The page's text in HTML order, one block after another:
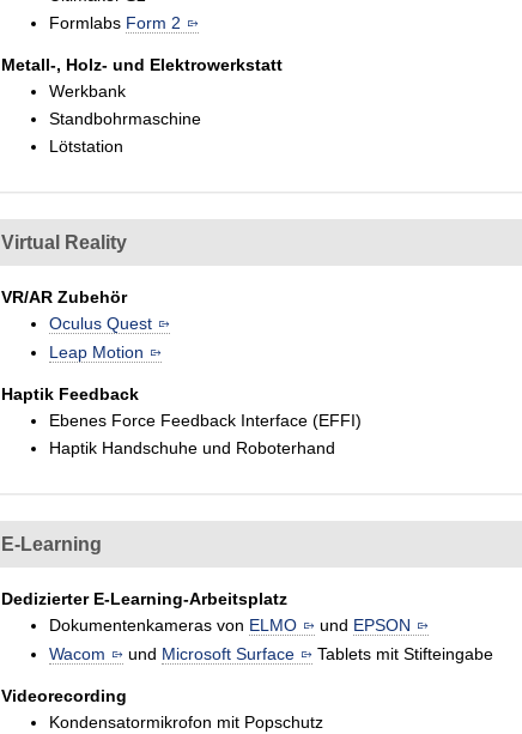
Formlabs Form 2
Metall-, Holz- und Elektrowerkstatt
Werkbank
Standbohrmaschine
Lötstation
Virtual Reality
VR/AR Zubehör
Oculus Quest
Leap Motion
Haptik Feedback
Ebenes Force Feedback Interface (EFFI)
Haptik Handschuhe und Roboterhand
E-Learning
Dedizierter E-Learning-Arbeitsplatz
Dokumentenkameras von ELMO und EPSON
Wacom
und Microsoft Surface Tablets mit Stifteingabe
Videorecording
Kondensatormikrofon mit Popschutz